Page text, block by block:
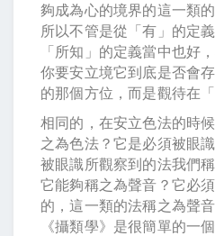
夠成為心的境界的這一類
所以不管是從「有」的定
「所知」的定義當中也好
你要安立境它到底是否會
的那個方位，而是觀待在「
相同的，在安立色法的時
之為色法？它是必須被眼
被眼識所觀察到的法我們
它能夠稱之為聲音？它必
的，這一類的法稱之為聲
《攝類學》是很簡單的一